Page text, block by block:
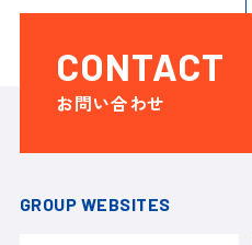
CONTACT
お問い合わせ
GROUP WEBSITES